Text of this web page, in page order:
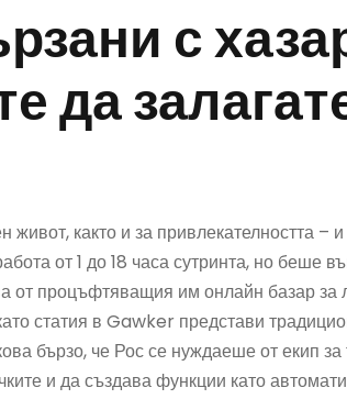
с
да
както и за привлекателността –
от 1 до 18 часа сутринта, но беше
от процъфтяващия им онлайн базар за
статия в Gawker представи
бързо, че Рос се нуждаеше от екип
и да създава функции като